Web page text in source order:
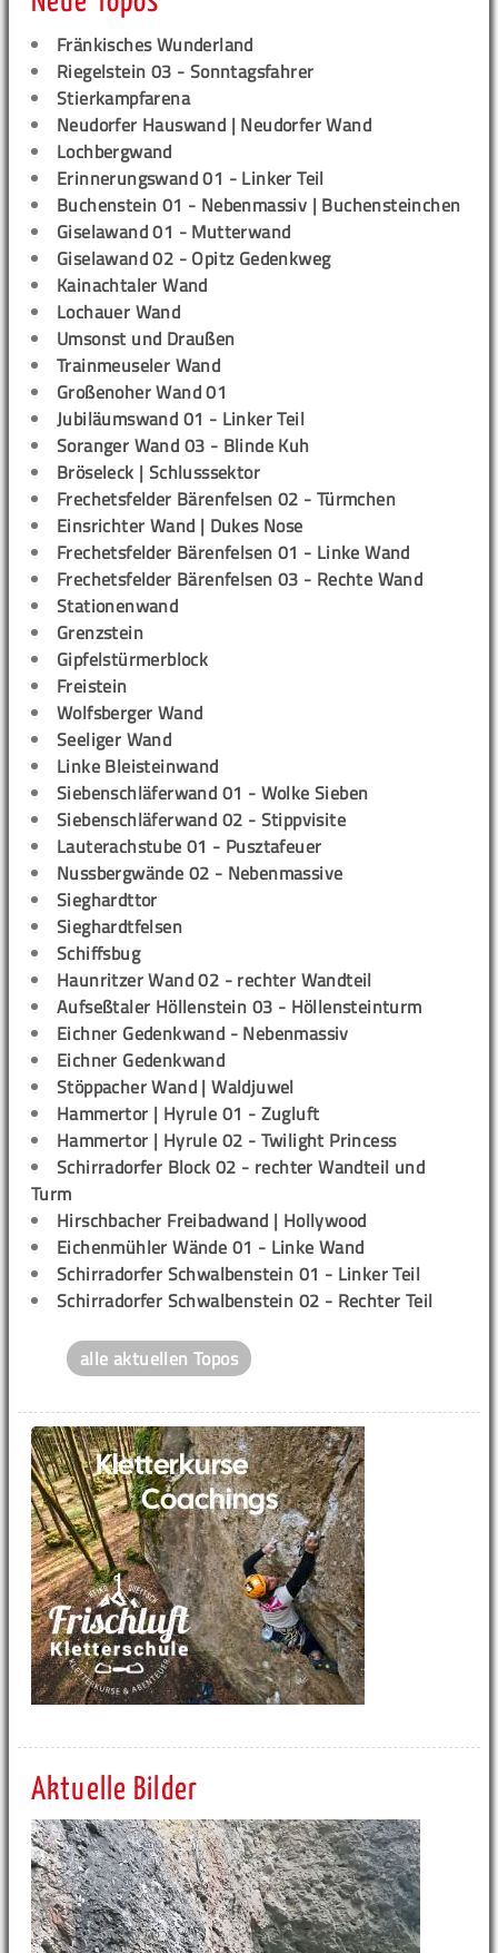
Fränkisches Wunderland
Riegelstein 03 - Sonntagsfahrer
Stierkampfarena
Neudorfer Hauswand | Neudorfer Wand
Lochbergwand
Erinnerungswand 01 - Linker Teil
Buchenstein 01 - Nebenmassiv | Buchensteinchen
Giselawand 01 - Mutterwand
Giselawand 02 - Opitz Gedenkweg
Kainachtaler Wand
Lochauer Wand
Umsonst und Draußen
Trainmeuseler Wand
Großenoher Wand 01
Jubiläumswand 01 - Linker Teil
Soranger Wand 03 - Blinde Kuh
Bröseleck | Schlusssektor
Frechetsfelder Bärenfelsen 02 - Türmchen
Einsrichter Wand | Dukes Nose
Frechetsfelder Bärenfelsen 01 - Linke Wand
Frechetsfelder Bärenfelsen 03 - Rechte Wand
Stationenwand
Grenzstein
Gipfelstürmerblock
Freistein
Wolfsberger Wand
Seeliger Wand
Linke Bleisteinwand
Siebenschläferwand 01 - Wolke Sieben
Siebenschläferwand 02 - Stippvisite
Lauterachstube 01 - Pusztafeuer
Nussbergwände 02 - Nebenmassive
Sieghardttor
Sieghardtfelsen
Schiffsbug
Haunritzer Wand 02 - rechter Wandteil
Aufseßtaler Höllenstein 03 - Höllensteinturm
Eichner Gedenkwand - Nebenmassiv
Eichner Gedenkwand
Stöppacher Wand | Waldjuwel
Hammertor | Hyrule 01 - Zugluft
Hammertor | Hyrule 02 - Twilight Princess
Schirradorfer Block 02 - rechter Wandteil und
Turm
Hirschbacher Freibadwand | Hollywood
Eichenmühler Wände 01 - Linke Wand
Schirradorfer Schwalbenstein 01 - Linker Teil
Schirradorfer Schwalbenstein 02 - Rechter Teil
alle aktuellen Topos
Aktuelle Bilder